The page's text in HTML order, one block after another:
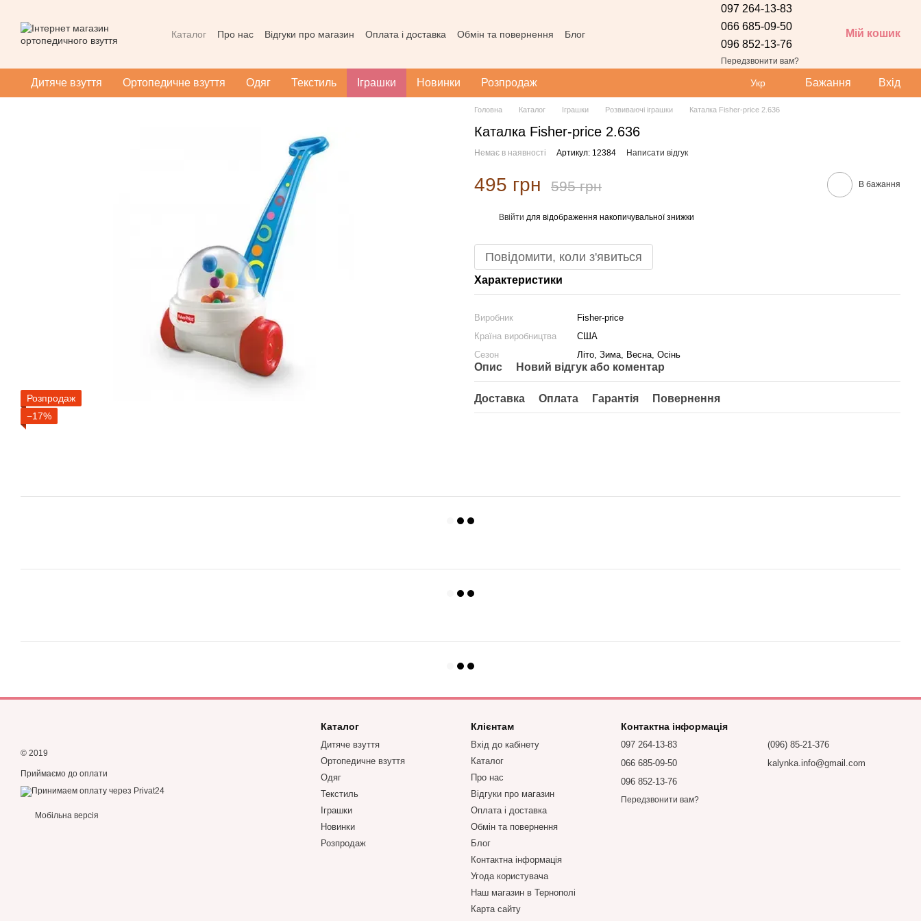
Каталог Про нас Відгуки про магазин Оплата і доставка Обмін та повернення
Блог
097 264-13-83
066 685-09-50
096 852-13-76
Передзвонити вам?
Мій кошик
Дитяче взуття Ортопедичне взуття Одяг Текстиль Іграшки Новинки Розпродаж Укр Бажання Вхід
Розпродаж
−17%
Головна Каталог Іграшки Розвиваючі іграшки Каталка Fisher-price 2.636
Каталка Fisher-price 2.636
Немає в наявності Артикул: 12384 Написати відгук
495 грн 595 грн В бажання
Ввійти для відображення накопичувальної знижки
Повідомити, коли з'явиться
Характеристики
Виробник
Fisher-price
Країна виробництва
США
Сезон
Літо, Зима, Весна, Осінь
Опис Новий відгук або коментар
Доставка Оплата Гарантія Повернення
© 2019
Приймаємо до оплати
Мобільна версія
Каталог
Дитяче взуття
Ортопедичне взуття
Одяг
Текстиль
Іграшки
Новинки
Розпродаж
Клієнтам
Вхід до кабінету
Каталог
Про нас
Відгуки про магазин
Оплата і доставка
Обмін та повернення
Блог
Контактна інформація
Угода користувача
Наш магазин в Тернополі
Карта сайту
Контактна інформація
097 264-13-83
066 685-09-50
096 852-13-76
Передзвонити вам?
(096) 85-21-376
kalynka.info@gmail.com